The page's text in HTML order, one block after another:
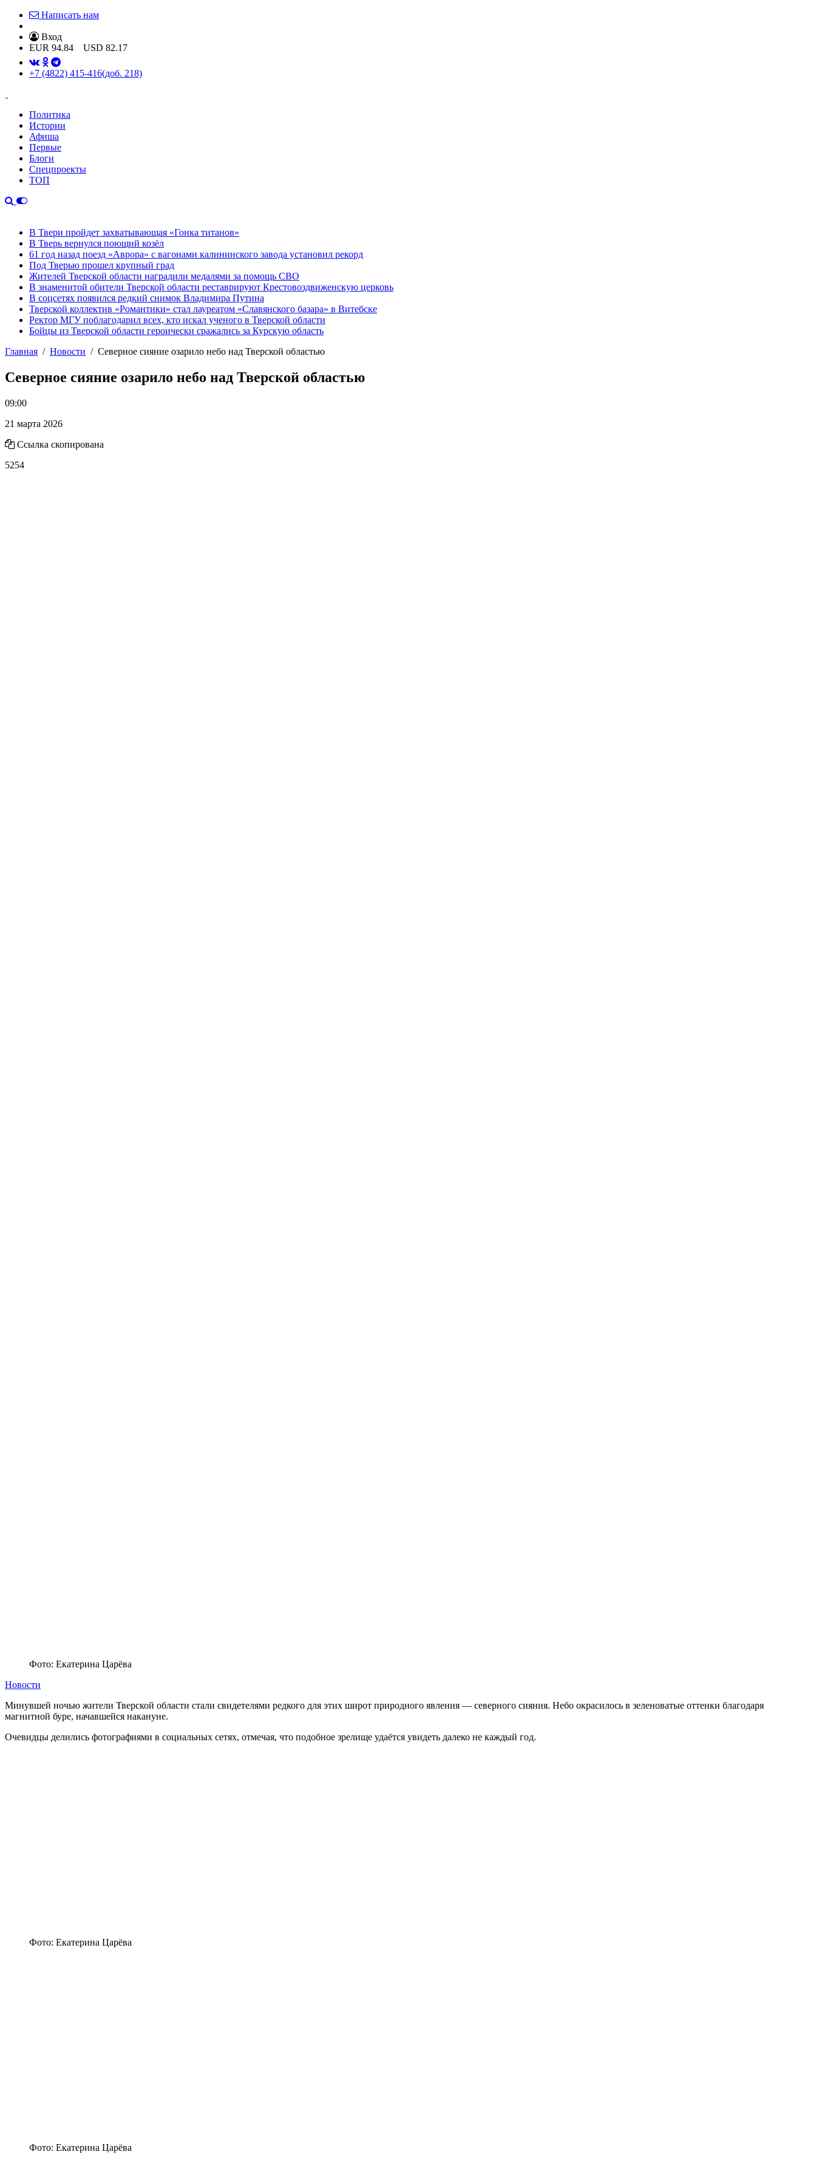
Написать нам
Вход
EUR 94.84 USD 82.17
+7 (4822) 415-416(доб. 218)
Политика
Истории
Афиша
Первые
Блоги
Спецпроекты
ТОП
В Твери пройдет захватывающая «Гонка титанов»
В Тверь вернулся поющий козёл
61 год назад поезд «Аврора» с вагонами калининского завода установил рекорд
Под Тверью прошел крупный град
Жителей Тверской области наградили медалями за помощь СВО
В знаменитой обители Тверской области реставрируют Крестовоздвиженскую церковь
В соцсетях появился редкий снимок Владимира Путина
Тверской коллектив «Романтики» стал лауреатом «Славянского базара» в Витебске
Ректор МГУ поблагодарил всех, кто искал ученого в Тверской области
Бойцы из Тверской области героически сражались за Курскую область
Главная
Новости Северное сияние озарило небо над Тверской областью
Северное сияние озарило небо над Тверской областью
09:00
21 марта 2026
Ссылка скопирована
5254
Фото: Екатерина Царёва
Новости
Минувшей ночью жители Тверской области стали свидетелями редкого для этих широт природного явления — северного сияния. Небо окрасилось в зеленоватые оттенки благодаря
магнитной буре, начавшейся накануне.
Очевидцы делились фотографиями в социальных сетях, отмечая, что подобное зрелище удаётся увидеть далеко не каждый год.
Фото: Екатерина Царёва
Фото: Екатерина Царёва